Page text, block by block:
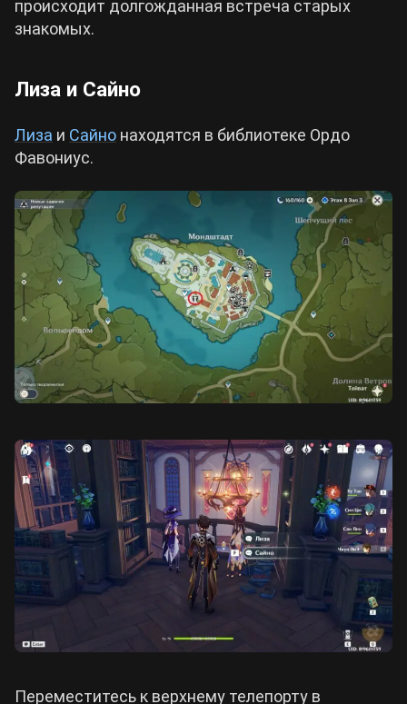
происходит долгожданная встреча старых
знакомых.
Лиза и Сайно
Лиза и Сайно находятся в библиотеке Ордо
Фавониус.
Переместитесь к верхнему телепорту в